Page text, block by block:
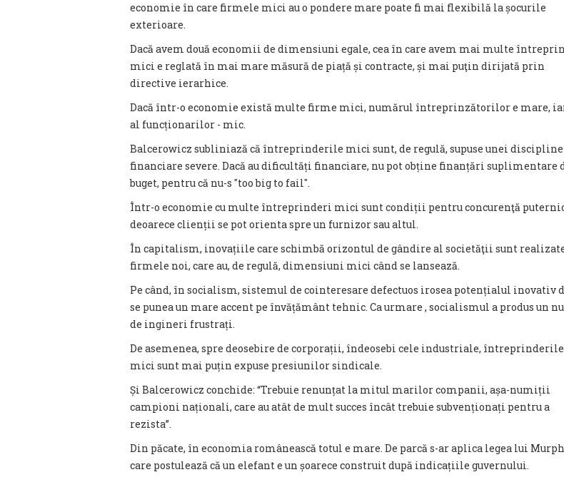
economie în care firmele mici au o pondere mare poate fi mai flexibilă la șocurile
exterioare.
Dacă avem două economii de dimensiuni egale, cea în care avem mai multe
mici e reglată în mai mare măsură de piață și contracte, și mai puţin dirijată prin
directive ierarhice.
Dacă într-o economie există multe firme mici, numărul întreprinzătorilor e mare,
al funcționarilor - mic.
Balcerowicz subliniază că întreprinderile mici sunt, de regulă, supuse unei discipline
financiare severe. Dacă au dificultăți financiare, nu pot obține finanțări suplimentare
buget, pentru că nu-s "too big to fail".
Într-o economie cu multe întreprinderi mici sunt condiții pentru concurenţă
deoarece clienții se pot orienta spre un furnizor sau altul.
În capitalism, inovațiile care schimbă orizontul de gândire al societăţii sunt
firmele noi, care au, de regulă, dimensiuni mici când se lansează.
Pe când, în socialism, sistemul de cointeresare defectuos irosea potențialul inovativ
se punea un mare accent pe învățământ tehnic. Ca urmare , socialismul a produs un
de ingineri frustrați.
De asemenea, spre deosebire de corporații, îndeosebi cele industriale, întreprinderile
mici sunt mai puțin expuse presiunilor sindicale.
Și Balcerowicz conchide: “Trebuie renunțat la mitul marilor companii, așa-numiții
campioni naționali, care au atât de mult succes încât trebuie subvenționați pentru a
rezista”.
Din păcate, în economia românească totul e mare. De parcă s-ar aplica legea lui
care postulează că un elefant e un șoarece construit după indicațiile guvernului.